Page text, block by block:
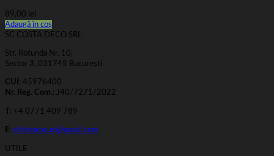
89,00 lei
Adaugă în coș
SC COSTA DECO SRL
Str. Rotunda Nr. 10,
Sector 3, 031745 București
CUI : 45976400
Nr. Reg. Com.: J40/7271/2022
T: +4 0771 409 789
E: elitehome.ro@gmail.com
UTILE